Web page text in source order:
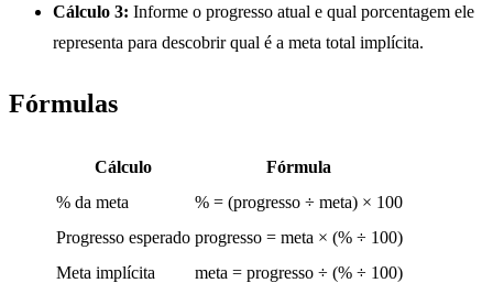
Cálculo 3: Informe o progresso atual e qual porcentagem ele
representa para descobrir qual é a meta total implícita.
Fórmulas
Cálculo
Fórmula
% da meta
% = (progresso ÷ meta) × 100
Progresso esperado progresso = meta × (% ÷ 100)
Meta implícita
meta = progresso ÷ (% ÷ 100)